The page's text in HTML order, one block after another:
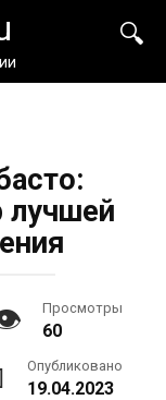
лучшей
Просмотры
60
Опубликовано
19.04.2023